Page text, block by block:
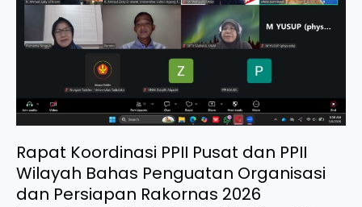
Resmi
Digelar
Universitas
Muhammadiyah
Rapat Koordinasi PPII Pusat dan PPII
Wilayah Bahas Penguatan Organisasi
dan Persiapan Rakornas 2026